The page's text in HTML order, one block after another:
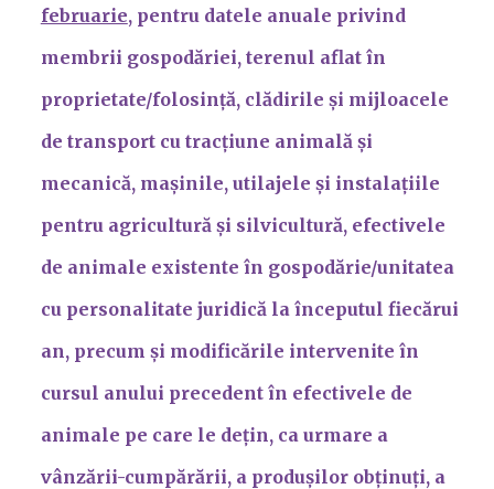
februarie, pentru datele anuale privind
membrii gospodăriei, terenul aflat în
proprietate/folosință, clădirile și mijloacele
de transport cu tracțiune animală și
mecanică, mașinile, utilajele și instalațiile
pentru agricultură și silvicultură, efectivele
de animale existente în gospodărie/unitatea
cu personalitate juridică la începutul fiecărui
an, precum și modificările intervenite în
cursul anului precedent în efectivele de
animale pe care le dețin, ca urmare a
vânzării-cumpărării, a produșilor obținuți, a